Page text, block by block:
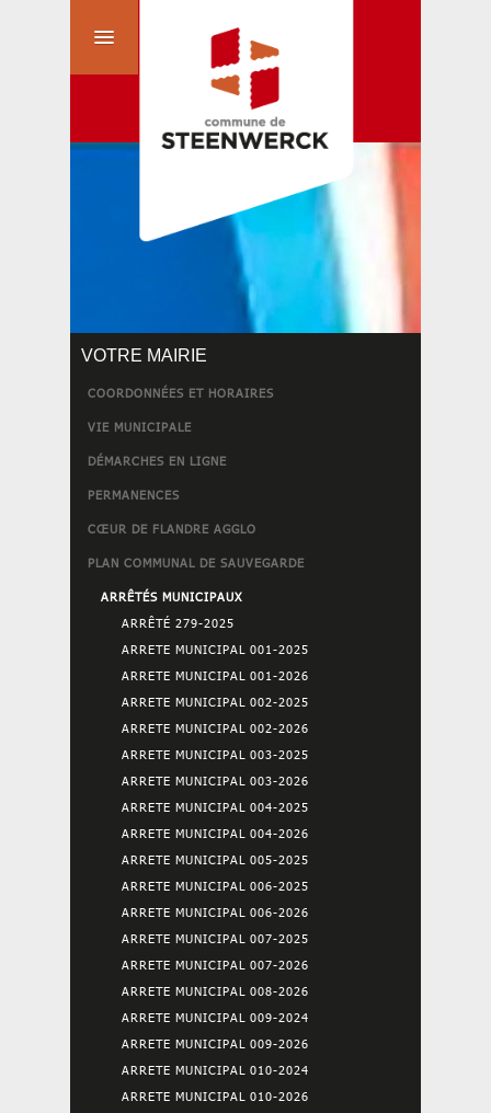
VOTRE MAIRIE
COORDONNÉES ET HORAIRES
VIE MUNICIPALE
DÉMARCHES EN LIGNE
PERMANENCES
CŒUR DE FLANDRE AGGLO
PLAN COMMUNAL DE SAUVEGARDE
ARRÊTÉS MUNICIPAUX
ARRÊTÉ 279-2025
ARRETE MUNICIPAL 001-2025
ARRETE MUNICIPAL 001-2026
ARRETE MUNICIPAL 002-2025
ARRETE MUNICIPAL 002-2026
ARRETE MUNICIPAL 003-2025
ARRETE MUNICIPAL 003-2026
ARRETE MUNICIPAL 004-2025
ARRETE MUNICIPAL 004-2026
ARRETE MUNICIPAL 005-2025
ARRETE MUNICIPAL 006-2025
ARRETE MUNICIPAL 006-2026
ARRETE MUNICIPAL 007-2025
ARRETE MUNICIPAL 007-2026
ARRETE MUNICIPAL 008-2026
ARRETE MUNICIPAL 009-2024
ARRETE MUNICIPAL 009-2026
ARRETE MUNICIPAL 010-2024
ARRETE MUNICIPAL 010-2026